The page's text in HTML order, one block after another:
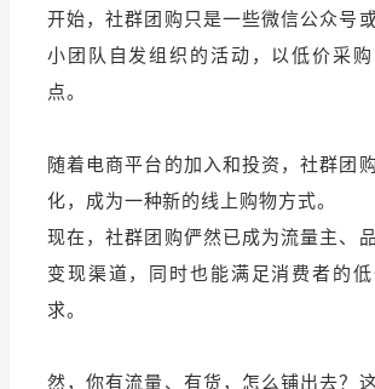
产品更新动态 帮助中心
行业洞察
品牌消费观 行业报告
新零售资讯
培训课程
开始，社群团购只是一些微信公众号
小团队自发组织的活动，以低价采
点。
随着电商平台的加入和投资，社群团
化，成为一种新的线上购物方式。
现在，社群团购俨然已成为流量主、
变现渠道，同时也能满足消费者的
求。
然，你有流量、有货，怎么铺出去？